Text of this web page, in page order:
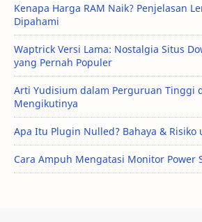
Kenapa Harga RAM Naik? Penjelasan
Dipahami
Waptrick Versi Lama: Nostalgia Situs
yang Pernah Populer
Arti Yudisium dalam Perguruan Tinggi
Mengikutinya
Apa Itu Plugin Nulled? Bahaya & Risiko
Cara Ampuh Mengatasi Monitor Power